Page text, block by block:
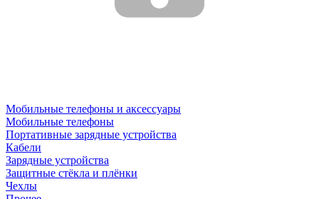
Мобильные телефоны и аксессуары
Мобильные телефоны
Портативные зарядные устройства
Кабели
Зарядные устройства
Защитные стёкла и плёнки
Чехлы